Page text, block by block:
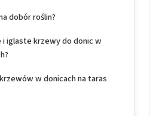
dobór roślin?
i iglaste krzewy do donic w
w donicach na taras